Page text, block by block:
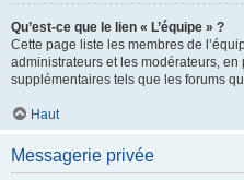
Qu’est-ce que le lien « L’équipe » ?
Cette page liste les membres de
administrateurs et les modérateurs,
supplémentaires tels que les forums
Haut
Messagerie privée